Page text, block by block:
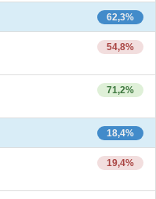
62,3%
54,8%
71,2%
18,4%
19,4%